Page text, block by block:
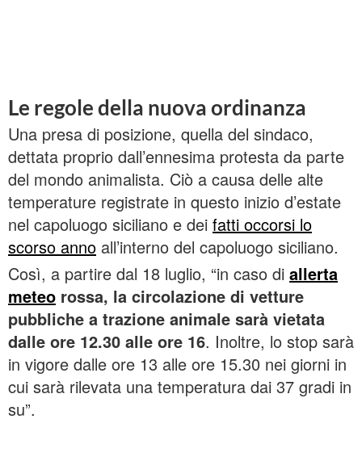
Le regole della nuova ordinanza
Una presa di posizione, quella del sindaco,
dettata proprio dall’ennesima protesta da parte
del mondo animalista. Ciò a causa delle alte
temperature registrate in questo inizio d’estate
nel capoluogo siciliano e dei fatti occorsi lo
scorso anno all’interno del capoluogo siciliano.
Così, a partire dal 18 luglio, “in caso di allerta
meteo rossa, la circolazione di vetture
pubbliche a trazione animale sarà vietata
dalle ore 12.30 alle ore 16. Inoltre, lo stop sarà
in vigore dalle ore 13 alle ore 15.30 nei giorni in
cui sarà rilevata una temperatura dai 37 gradi in
su”.